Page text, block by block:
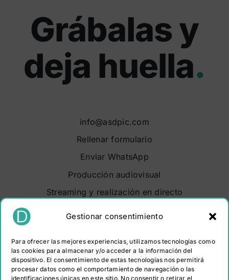
Gestionar consentimiento
Para ofrecer las mejores experiencias, utilizamos tecnologías como
las cookies para almacenar y/o acceder a la información del
dispositivo. El consentimiento de estas tecnologías nos permitirá
procesar datos como el comportamiento de navegación o las
identificaciones únicas en este sitio. No consentir o retirar el
Grábalas y
deja huella.
info@asdpic.com
Rellenar formulario
Enviar WhatsApp
Producción audiovisual
Streaming y realización en directo
Sobre nosotros
Portfolio